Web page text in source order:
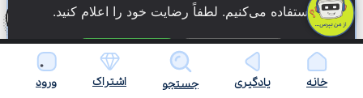
خانه یادگیری جستجو اشتراک ورود
استفاده می‌کنیم. لطفاً رضایت خود را اعلام کنید.
فقط ضروری پذیرش همه